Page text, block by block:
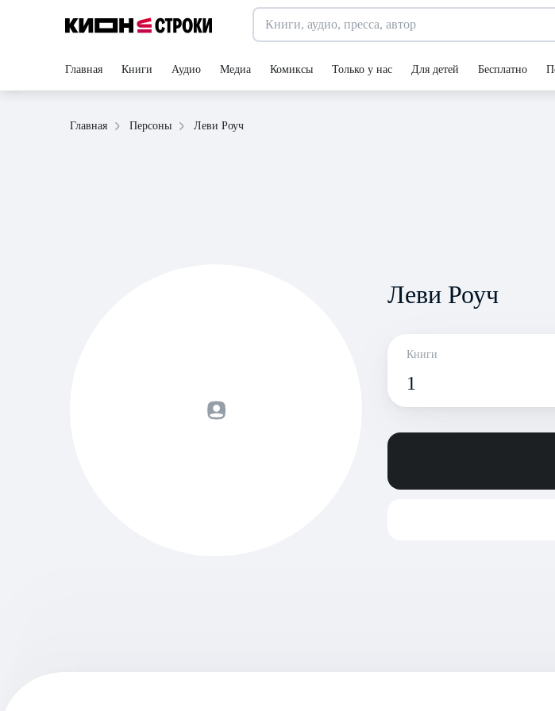
Главная Книги Аудио Медиа Комиксы Только у нас Для детей Бесплатно
Главная Персоны Леви Роуч
Леви Роуч
Книги
1